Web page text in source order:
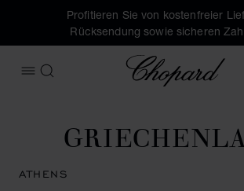
Profitieren Sie von kostenfreier
Rücksendung sowie sicheren
MENÜ ÖFFNEN
SUCHEN
Chopard
ATHENS